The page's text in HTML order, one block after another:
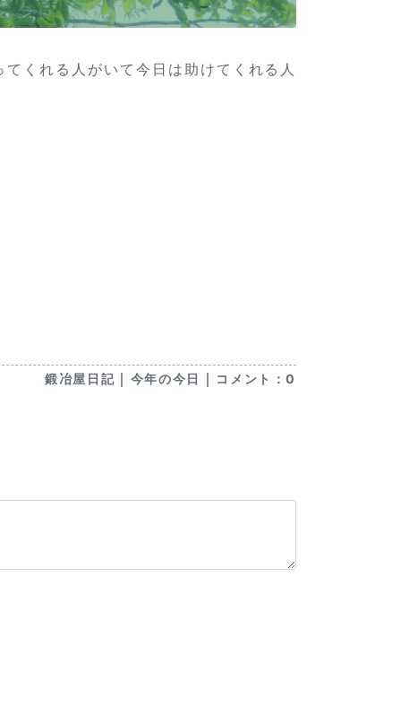
くれる人がいて今日は助けてくれる人
鍛冶屋日記 ｜ 今年の今日 ｜ コメント：0